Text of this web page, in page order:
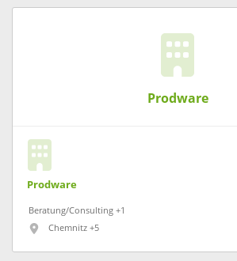
Prodware
Prodware
Beratung/Consulting +1
Chemnitz +5